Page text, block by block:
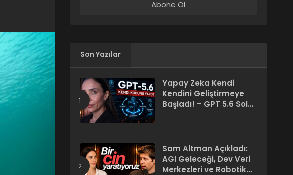
Son Yazılar
Yapay Zeka Kendi
Kendini Geliştirmeye
Başladı! – GPT 5.6 Sol
Sam Altman Açıkladı:
AGI Geleceği, Dev Veri
Merkezleri ve Robotik